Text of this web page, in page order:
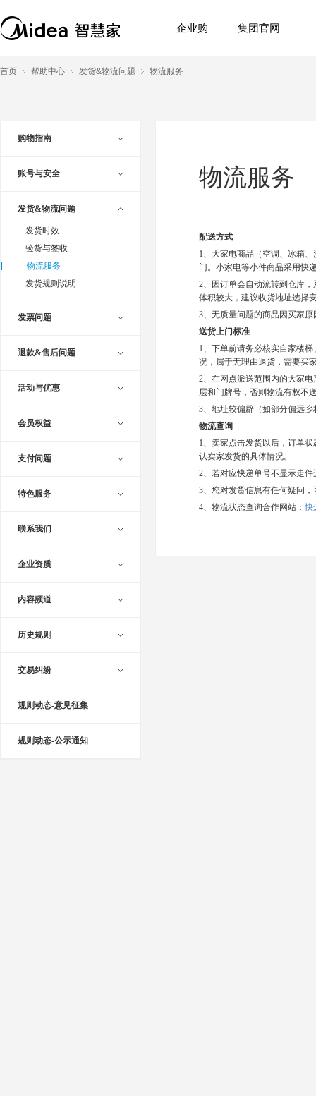
企业购 集团官网
首页 帮助中心 发货&物流问题 物流服务
购物指南
账号与安全
发货&物流问题
发货时效
验货与签收
物流服务
发货规则说明
发票问题
退款&售后问题
活动与优惠
会员权益
支付问题
特色服务
联系我们
企业资质
内容频道
历史规则
交易纠纷
规则动态-意见征集
规则动态-公示通知
物流服务
配送方式
1、大家电商品（空调、冰箱
门。小家电等小件商品采用快
2、因订单会自动流转到仓库
体积较大，建议收货地址选择
3、无质量问题的商品因买家
送货上门标准
1、下单前请务必核实自家楼
况，属于无理由退货，需要买
2、在网点派送范围内的大家
层和门牌号，否则物流有权不
3、地址较偏辟（如部分偏远
物流查询
1、卖家点击发货以后，订单
认卖家发货的具体情况。
2、若对应快递单号不显示走
3、您对发货信息有任何疑问
4、物流状态查询合作网站：快